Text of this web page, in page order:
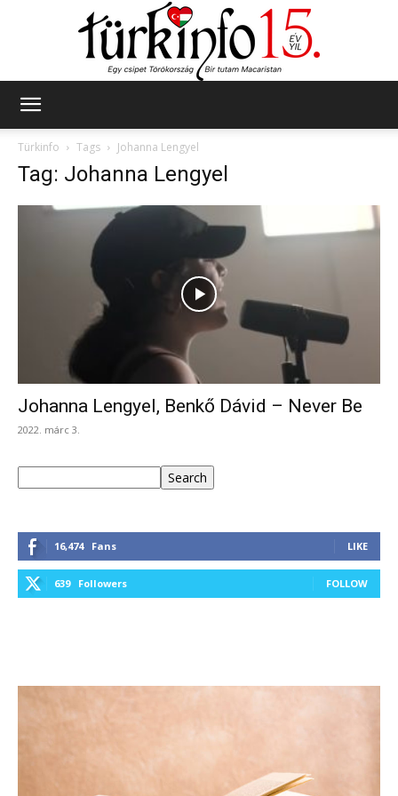
Türkinfo
Tags Johanna Lengyel
Tag: Johanna Lengyel
Johanna Lengyel, Benkő Dávid – Never Be
2022. márc 3.
Search
16,474 Fans LIKE
639 Followers FOLLOW